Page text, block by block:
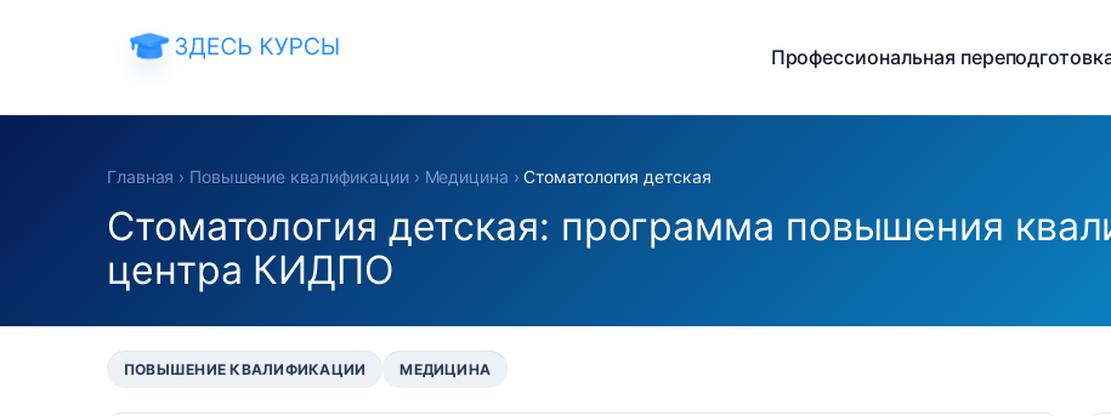
Профессиональная
Главная › Повышение квалификации› Медицина ›Стоматология детская
Стоматология детская: программа повышения
центра КИДПО
ПОВЫШЕНИЕ КВАЛИФИКАЦИИ МЕДИЦИНА